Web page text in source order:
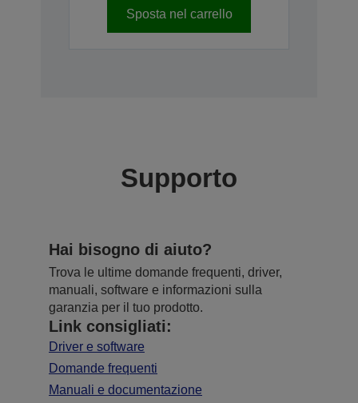
Sposta nel carrello
Supporto
Hai bisogno di aiuto?
Trova le ultime domande frequenti, driver,
manuali, software e informazioni sulla
garanzia per il tuo prodotto.
Link consigliati:
Driver e software
Domande frequenti
Manuali e documentazione